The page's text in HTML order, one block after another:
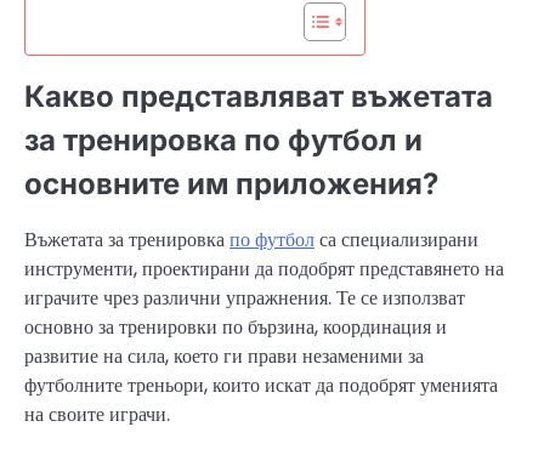
Какво представляват въжетата
за тренировка по футбол и
основните им приложения?
Въжетата за тренировкапо футболса специализирани
инструменти, проектирани да подобрят представянето на
играчите чрез различни упражнения. Те се използват
основно за тренировки по бързина, координация и
развитие на сила, което ги прави незаменими за
футболните треньори, които искат да подобрят уменията
на своите играчи.